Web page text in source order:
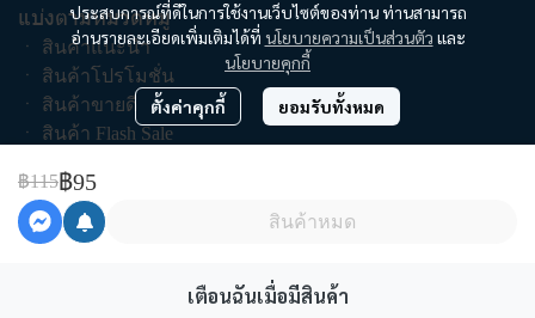
฿115฿95
สินค้าหมด
เตือนฉันเมื่อมีสินค้า
ประสบการณ์ที่ดีในการใช้งานเว็บไซต์ของท่าน ท่านสามารถ
อ่านรายละเอียดเพิ่มเติมได้ที่ นโยบายความเป็นส่วนตัว และ
นโยบายคุกกี้
ตั้งค่าคุกกี้ ยอมรับทั้งหมด
แบ่งตามหมวดหมู่
ㆍ สินค้าแนะนำ
ㆍ สินค้าโปรโมชั่น
ㆍ สินค้าขายดี
ㆍ สินค้า Flash Sale
ช็อปตามแบรนด์
คูปอง